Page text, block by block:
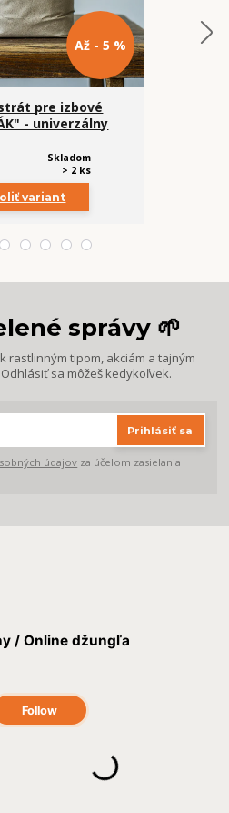
Až - 5 %
pre izbové
- univerzálny
Skladom
> 2 ks
variant
správy 🌱
rastlinným tipom, akciám a tajným
sa môžeš kedykoľvek.
Prihlásiť sa
údajov za účelom zasielania